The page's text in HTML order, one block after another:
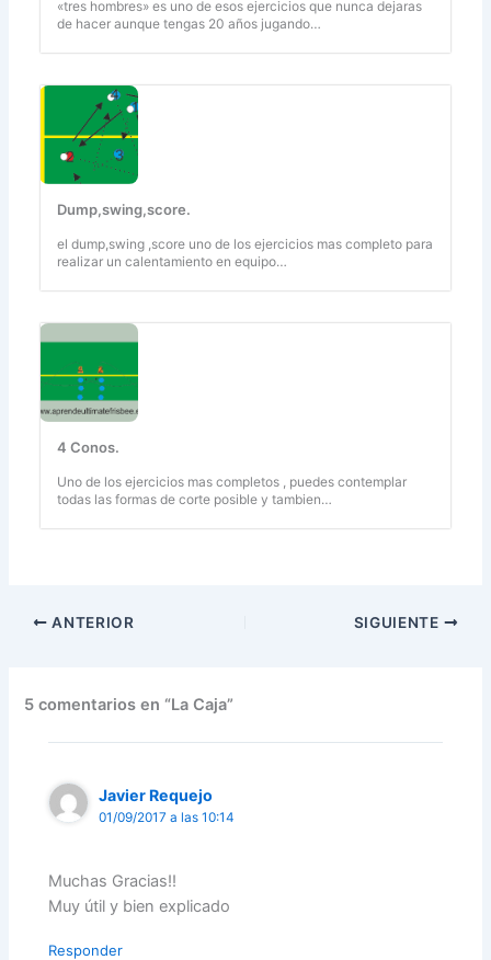
«tres hombres» es uno de esos ejercicios que nunca dejaras
de hacer aunque tengas 20 años jugando…
Dump,swing,score.
el dump,swing ,score uno de los ejercicios mas completo para
realizar un calentamiento en equipo…
4 Conos.
Uno de los ejercicios mas completos , puedes contemplar
todas las formas de corte posible y tambien…
ANTERIOR SIGUIENTE
5 comentarios en “La Caja”
Javier Requejo
01/09/2017 a las 10:14
Muchas Gracias!!
Muy útil y bien explicado
Responder